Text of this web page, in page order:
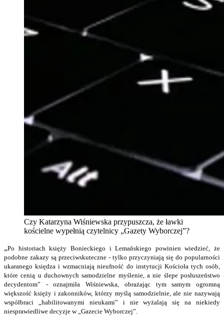
Czy Katarzyna Wiśniewska przypuszcza, że ławki
kościelne wypełnią czytelnicy „Gazety Wyborczej”?
„Po historiach księży Bonieckiego i Lemańskiego powinien wiedzieć, że
podobne zakazy są przeciwskuteczne - tylko przyczyniają się do popularności
ukaranego księdza i wzmacniają nieufność do instytucji Kościoła tych osób,
które cenią u duchownych samodzielne myślenie, a nie ślepe posłuszeństwo
decydentom” - oznajmiła Wiśniewska, obrażając tym samym ogromną
większość księży i zakonników, którzy myślą samodzielnie, ale nie nazywają
współbraci „habilitowanymi nieukami” i nie wyżalają się na niekiedy
niesprawiedliwe decyzje w „Gazecie Wyborczej”.